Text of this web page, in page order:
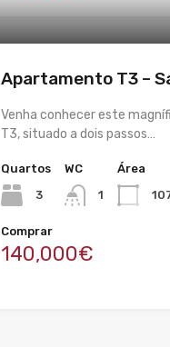
Apartamento T3 –
Venha conhecer este
T3, situado a dois passos…
Quartos
3
WC
1
Área
Comprar
140,000€